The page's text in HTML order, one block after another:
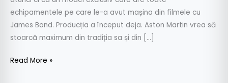
echipamentele pe care le-a avut mașina din filmele cu
James Bond. Producția a început deja. Aston Martin vrea să
stoarcă maximum din tradiția sa și din […]
Read More »